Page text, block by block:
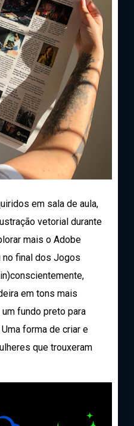
em sala de aula,
vetorial durante
mais o Adobe
no final dos Jogos
em tons mais
fundo preto para
forma de criar e
que trouxeram